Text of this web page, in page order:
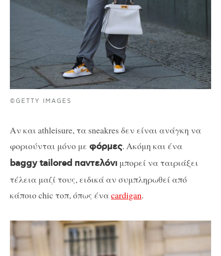
©GETTY IMAGES
Αν και athleisure, τα sneakres δεν είναι ανάγκη να
φοριούνται μόνο με φόρμες. Ακόμη και ένα
baggy tailored παντελόνι μπορεί να ταιριάξει
τέλεια μαζί τους, ειδικά αν συμπληρωθεί από
κάποιο chic τοπ, όπως έναcardigan.